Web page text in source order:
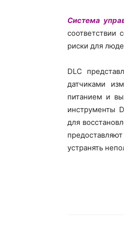
Система
соответствии
риски для
DLC
датчиками
питанием и
инструменты
для
устранять